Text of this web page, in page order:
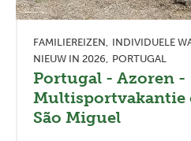
FAMILIEREIZEN
INDIVIDUELE
NIEUW IN 2026
PORTUGAL
Portugal - Azoren -
Multisportvakantie
São Miguel